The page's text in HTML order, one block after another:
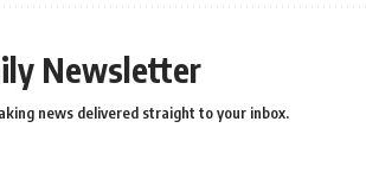
Newsletter
news delivered straight to your inbox.